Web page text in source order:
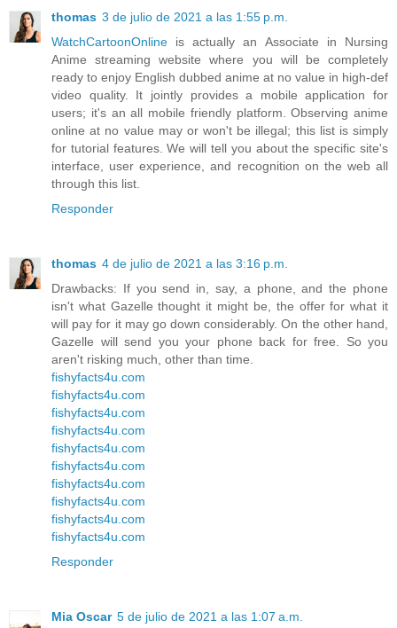
thomas 3 de julio de 2021 a las 1:55 p.m.
WatchCartoonOnline is actually an Associate in Nursing
Anime streaming website where you will be completely
ready to enjoy English dubbed anime at no value in high-def
video quality. It jointly provides a mobile application for
users; it's an all mobile friendly platform. Observing anime
online at no value may or won't be illegal; this list is simply
for tutorial features. We will tell you about the specific site's
interface, user experience, and recognition on the web all
through this list.
Responder
thomas 4 de julio de 2021 a las 3:16 p.m.
Drawbacks: If you send in, say, a phone, and the phone
isn't what Gazelle thought it might be, the offer for what it
will pay for it may go down considerably. On the other hand,
Gazelle will send you your phone back for free. So you
aren't risking much, other than time.
fishyfacts4u.com
fishyfacts4u.com
fishyfacts4u.com
fishyfacts4u.com
fishyfacts4u.com
fishyfacts4u.com
fishyfacts4u.com
fishyfacts4u.com
fishyfacts4u.com
fishyfacts4u.com
Responder
Mia Oscar 5 de julio de 2021 a las 1:07 a.m.